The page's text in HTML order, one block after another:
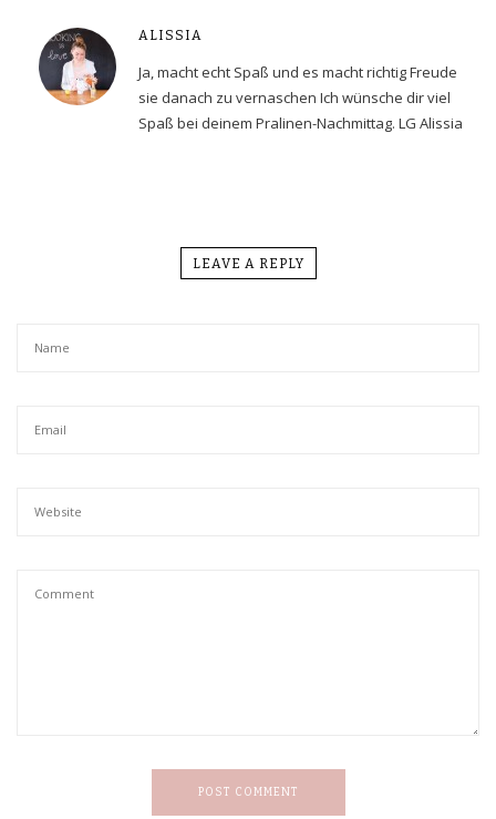
ALISSIA
Ja, macht echt Spaß und es macht richtig Freude
sie danach zu vernaschen Ich wünsche dir viel
Spaß bei deinem Pralinen-Nachmittag. LG Alissia
LEAVE A REPLY
POST COMMENT